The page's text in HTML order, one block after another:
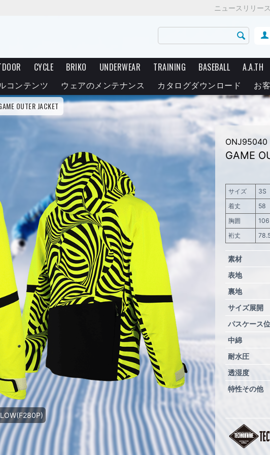
ニュースリリース
CYCLE BRIKO UNDERWEAR TRAINING BASEBALL A.A.TH
コンテンツ
ウェアのメンテナンス カタログダウンロード お
OUTER JACKET
ONJ95040
GAME
サイズ 3S
着丈
58
胸囲
106
裄丈
素材
表地
裏地
サイズ展開
パスケース
中綿
耐水圧
透湿度
特性その他